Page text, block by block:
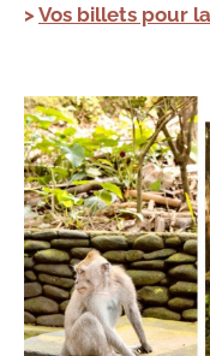
>Vos billets pour